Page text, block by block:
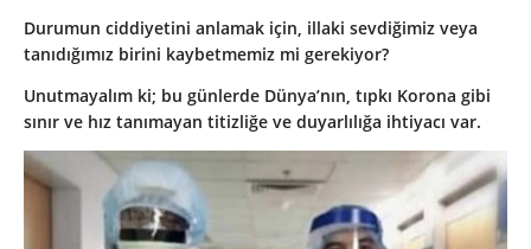
Durumun ciddiyetini anlamak için, illaki sevdiğimiz veya
tanıdığımız birini kaybetmemiz mi gerekiyor?
Unutmayalım ki; bu günlerde Dünya’nın, tıpkı Korona gibi
sınır ve hız tanımayan titizliğe ve duyarlılığa ihtiyacı var.